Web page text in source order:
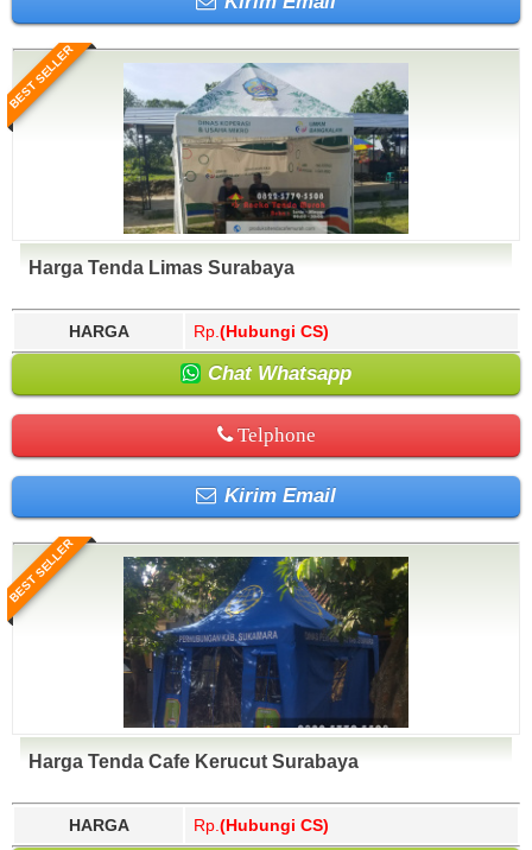
BEST SELLER
Harga Tenda Limas Surabaya
HARGA Rp. (Hubungi CS)
Chat Whatsapp
Telphone
Kirim Email
BEST SELLER
Harga Tenda Cafe Kerucut Surabaya
HARGA Rp. (Hubungi CS)